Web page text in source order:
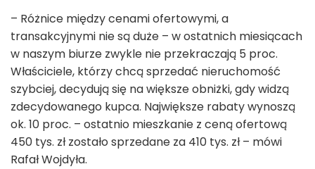
– Różnice między cenami ofertowymi, a
transakcyjnymi nie są duże – w ostatnich miesiącach
w naszym biurze zwykle nie przekraczają 5 proc.
Właściciele, którzy chcą sprzedać nieruchomość
szybciej, decydują się na większe obniżki, gdy widzą
zdecydowanego kupca. Największe rabaty wynoszą
ok. 10 proc. – ostatnio mieszkanie z ceną ofertową
450 tys. zł zostało sprzedane za 410 tys. zł – mówi
Rafał Wojdyła.